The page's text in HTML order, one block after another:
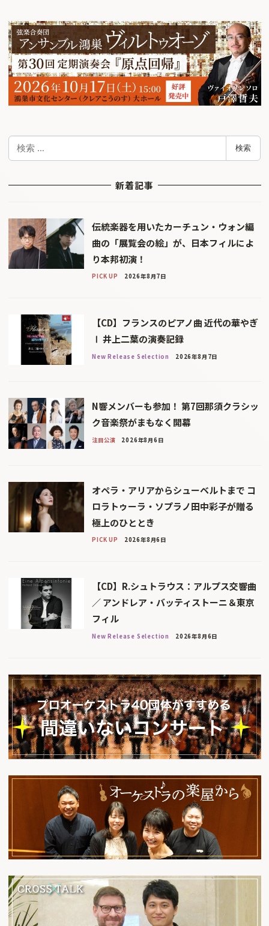
検
検索
新着記事
伝統楽器を用いたカーチュン・ウォン編
曲の「展覧会の絵」が、日本フィルによ
り本邦初演！
PICK UP 2026年8月7日
【CD】フランスのピアノ曲 近代の華やぎ
Ⅰ 井上二葉の演奏記録
New Release Selection 2026年8月7日
N響メンバーも参加！ 第7回那須クラシッ
ク音楽祭がまもなく開幕
注目公演 2026年8月6日
オペラ・アリアからシューベルトまで コ
ロラトゥーラ・ソプラノ田中彩子が贈る
極上のひととき
PICK UP 2026年8月6日
【CD】R.シュトラウス：アルプス交響曲
／ アンドレア・バッティストーニ＆東京
フィル
New Release Selection 2026年8月6日